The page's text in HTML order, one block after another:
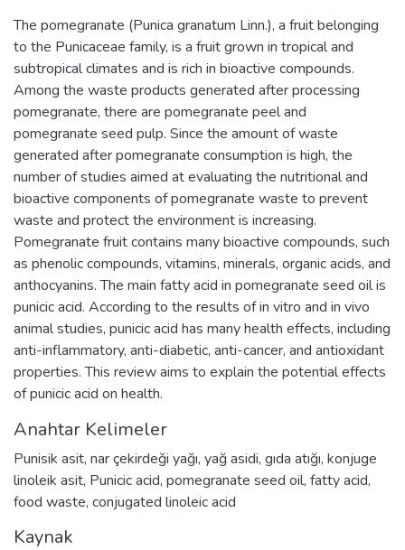
The pomegranate (Punica granatum Linn.), a fruit belonging
to the Punicaceae family, is a fruit grown in tropical and
subtropical climates and is rich in bioactive compounds.
Among the waste products generated after processing
pomegranate, there are pomegranate peel and
pomegranate seed pulp. Since the amount of waste
generated after pomegranate consumption is high, the
number of studies aimed at evaluating the nutritional and
bioactive components of pomegranate waste to prevent
waste and protect the environment is increasing.
Pomegranate fruit contains many bioactive compounds, such
as phenolic compounds, vitamins, minerals, organic acids, and
anthocyanins. The main fatty acid in pomegranate seed oil is
punicic acid. According to the results of in vitro and in vivo
animal studies, punicic acid has many health effects, including
anti-inflammatory, anti-diabetic, anti-cancer, and antioxidant
properties. This review aims to explain the potential effects
of punicic acid on health.
Anahtar Kelimeler
Punisik asit, nar çekirdeği yağı, yağ asidi, gıda atığı, konjuge
linoleik asit, Punicic acid, pomegranate seed oil, fatty acid,
food waste, conjugated linoleic acid
Kaynak